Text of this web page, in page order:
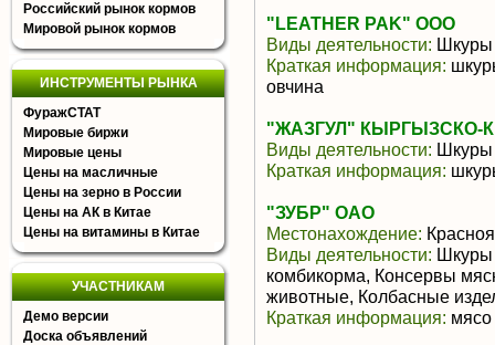
Российский рынок кормов
Мировой рынок кормов
ИНСТРУМЕНТЫ РЫНКА
ФуражСТАТ
Мировые биржи
Мировые цены
Цены на масличные
Цены на зерно в России
Цены на АК в Китае
Цены на витамины в Китае
УЧАСТНИКАМ
Демо версии
Доска объявлений
"LEATHER PAK" ООО
Виды деятельности: Шкуры
Краткая информация:
овчина
"ЖАЗГУЛ" КЫРГЫЗСКО-
Виды деятельности: Шкуры
Краткая информация:
"ЗУБР" ОАО
Местонахождение:
Виды деятельности: Шкуры
комбикорма, Консервы
животные, Колбасные
Краткая информация: мясо